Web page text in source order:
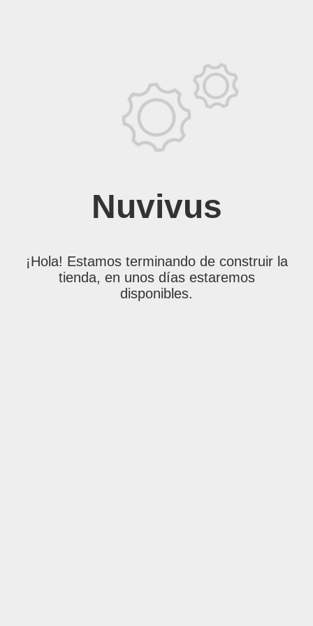
Nuvivus
¡Hola! Estamos terminando de construir la
tienda, en unos días estaremos
disponibles.